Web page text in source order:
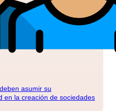
asumir su
en la creación de sociedades